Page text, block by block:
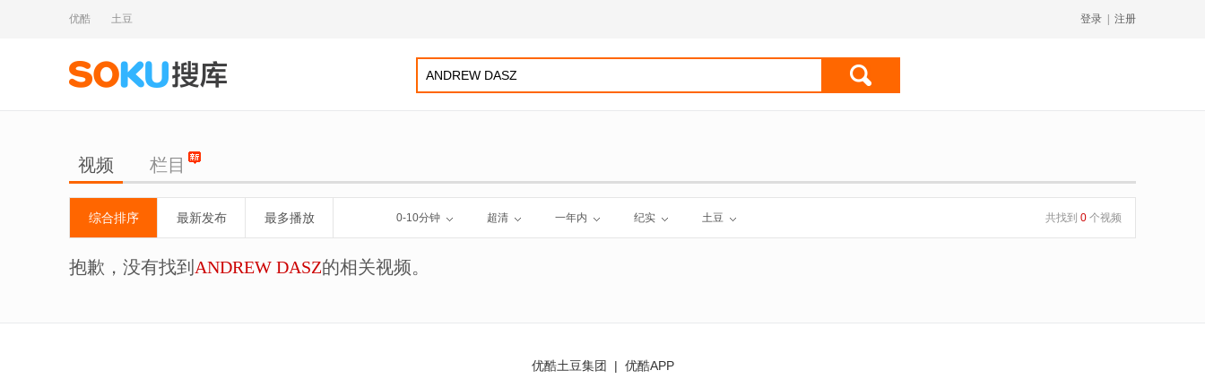
优酷 土豆 登录 注册
视频 栏目
综合排序 最新发布 最多播放 0-10分钟 超清 一年内 纪实 土豆 共找到 0 个视频
抱歉，没有找到 ANDREW DASZ的相关视频。
优酷土豆集团 | 优酷APP